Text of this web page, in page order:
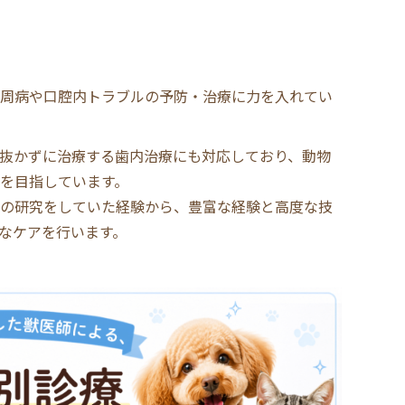
病や口腔内トラブルの予防・治療に力を入れてい
かずに治療する歯内治療にも対応しており、動物
目指しています。
研究をしていた経験から、豊富な経験と高度な技
アを行います。